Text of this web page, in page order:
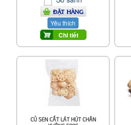
ĐẶT HÀNG
Yêu thích
Chi tiết
CỦ SEN CẮT LÁT HÚT CHÂN